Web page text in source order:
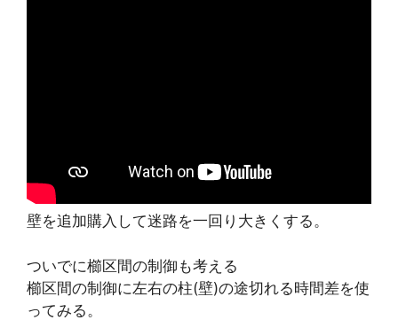
壁を追加購入して迷路を一回り大きくする。
ついでに櫛区間の制御も考える
櫛区間の制御に左右の柱(壁)の途切れる時間差を使
ってみる。